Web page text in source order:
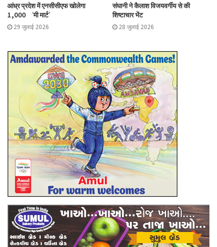
आंध्र प्रदेश में एनसीसीएफ खोलेगा
1,000 ‘मी मार्ट’
29 जुलाई 2026
संघानी ने कैलाश विजयवर्गीय से की
शिष्टाचार भेंट
28 जुलाई 2026